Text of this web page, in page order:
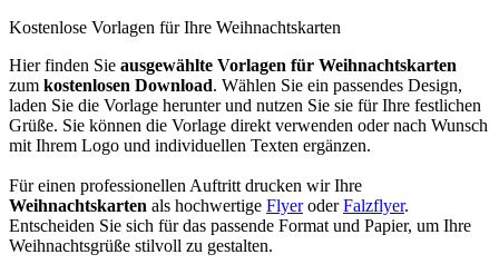
Kostenlose Vorlagen für Ihre Weihnachtskarten
Hier finden Sie ausgewählte Vorlagen für Weihnachtskarten
zum kostenlosen Download. Wählen Sie ein passendes Design,
laden Sie die Vorlage herunter und nutzen Sie sie für Ihre festlichen
Grüße. Sie können die Vorlage direkt verwenden oder nach Wunsch
mit Ihrem Logo und individuellen Texten ergänzen.
Für einen professionellen Auftritt drucken wir Ihre
Weihnachtskarten als hochwertige FlyeroderFalzflyer.
Entscheiden Sie sich für das passende Format und Papier, um Ihre
Weihnachtsgrüße stilvoll zu gestalten.